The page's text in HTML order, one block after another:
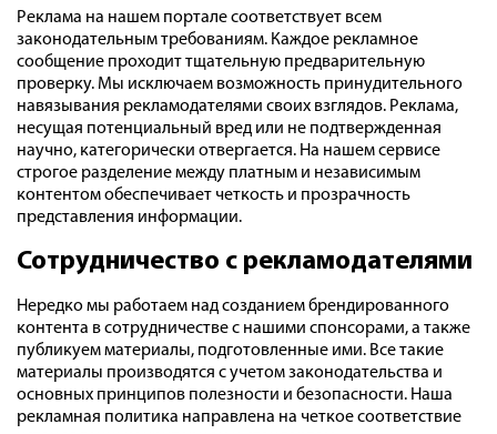
Реклама на нашем портале соответствует всем
законодательным требованиям. Каждое рекламное
сообщение проходит тщательную предварительную
проверку. Мы исключаем возможность принудительного
навязывания рекламодателями своих взглядов. Реклама,
несущая потенциальный вред или не подтвержденная
научно, категорически отвергается. На нашем сервисе
строгое разделение между платным и независимым
контентом обеспечивает четкость и прозрачность
представления информации.
Сотрудничество с рекламодателями
Нередко мы работаем над созданием брендированного
контента в сотрудничестве с нашими спонсорами, а также
публикуем материалы, подготовленные ими. Все такие
материалы производятся с учетом законодательства и
основных принципов полезности и безопасности. Наша
рекламная политика направлена на четкое соответствие